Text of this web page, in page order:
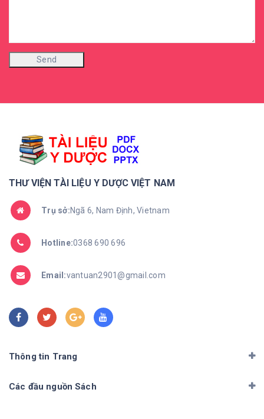
THƯ VIỆN TÀI LIỆU Y DƯỢC VIỆT NAM
Trụ sở:Ngã 6, Nam Định, Vietnam
Hotline:0368 690 696
Email:vantuan2901@gmail.com
Thông tin Trang
Các đầu nguồn Sách